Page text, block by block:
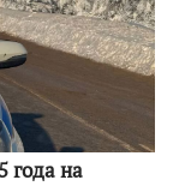
года на